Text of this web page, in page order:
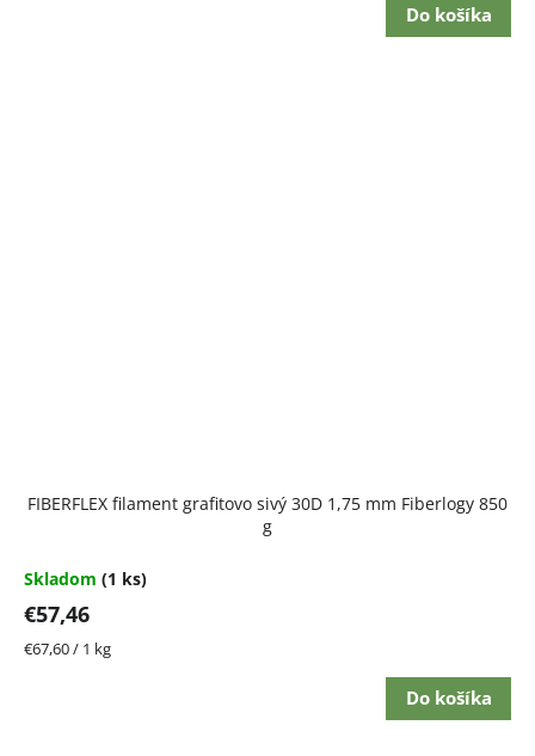
Do košíka
FIBERFLEX filament grafitovo sivý 30D 1,75 mm Fiberlogy 850
g
Skladom (1 ks)
€57,46
Jednotková
€67,60 / 1 kg
Do košíka